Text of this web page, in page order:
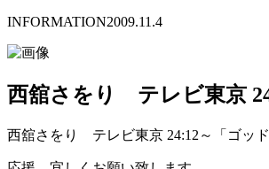
INFORMATION2009.11.4
西舘さをり テレビ東京
西舘さをり テレビ東京 24:12～「ゴッド